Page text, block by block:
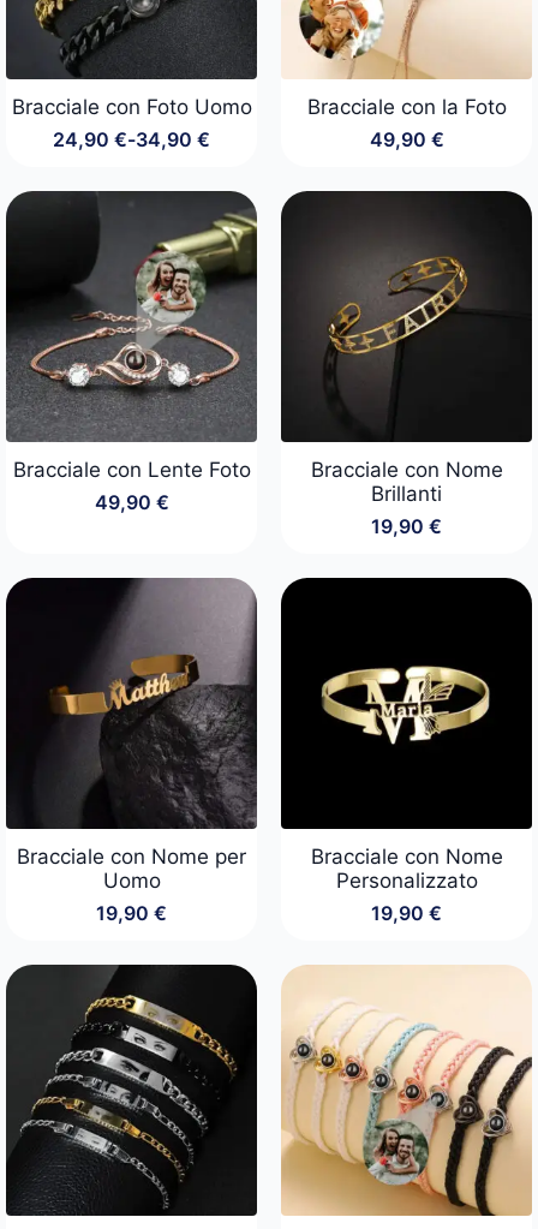
Bracciale con Foto Uomo
24,90 €-34,90 €
Fascia
prezzo:
24,90 €
a
34,90 €
Bracciale con la Foto
49,90 €
Bracciale con Lente Foto
49,90 €
Bracciale con Nome
Brillanti
19,90 €
Bracciale con Nome per
Uomo
19,90 €
Bracciale con Nome
Personalizzato
19,90 €